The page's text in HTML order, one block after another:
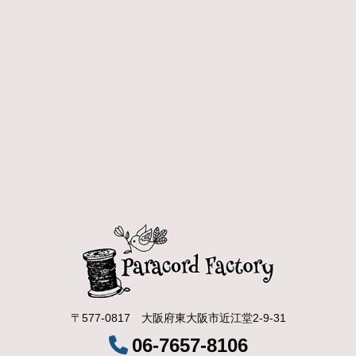
〒577-0817 ⼤阪府東⼤阪市近江堂2-9-31
06-7657-8106